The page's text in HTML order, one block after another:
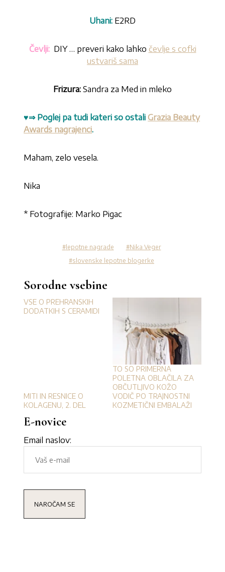
Uhani: E2RD
Čevlji: DIY … preveri kako lahko čevlje s cofki
ustvariš sama
Frizura: Sandra za Med in mleko
♥⇒ Poglej pa tudi kateri so ostaliGrazia Beauty
Awards nagrajenci.
Maham, zelo vesela.
Nika
* Fotografije: Marko Pigac
lepotne nagrade
Nika Veger
slovenske lepotne blogerke
Sorodne vsebine
VSE O PREHRANSKIH
DODATKIH S CERAMIDI
TO SO PRIMERNA
POLETNA OBLAČILA ZA
OBČUTLJIVO KOŽO
MITI IN RESNICE O
KOLAGENU, 2. DEL
VODIČ PO TRAJNOSTNI
KOZMETIČNI EMBALAŽI
E-novice
Email naslov: